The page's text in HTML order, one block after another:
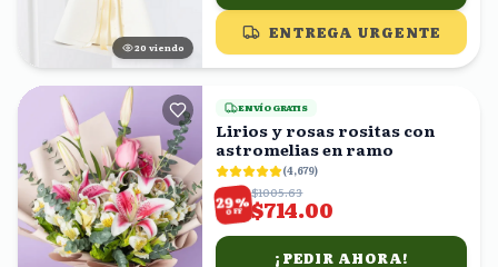
21 viendo
ENTREGA URGENTE
ENVÍO GRATIS
Lirios y rosas rositas con
astromelias en ramo
(4,679)
29%
OFF
$1005.63
$714.00
¡PEDIR AHORA!